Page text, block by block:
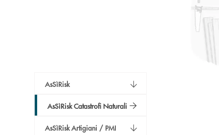
AsSìRisk
AsSìRisk Catastrofi Naturali
AsSìRisk Artigiani / PMI